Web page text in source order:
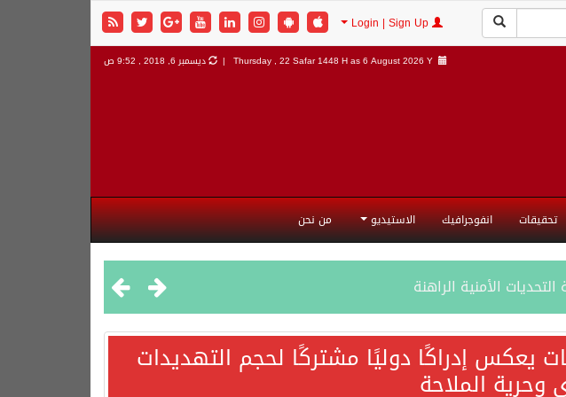
Thursday , 22 Safar 1448 H as6 August 2026 Y | ديسمبر 6, 2018 , 9:52 ص
تحقيقات انفوجرافيك الاستيديو من نحن
الأمنية الراهنة
فلسطين باطلة
يعكس إدراكًا دوليًا مشتركًا لحجم التهديدات
وحرية الملاحة